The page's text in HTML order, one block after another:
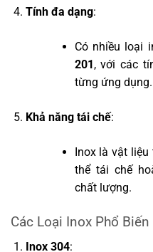
Tính đa dạng:
Có nhiều loại
201, với các
từng ứng dụng.
Khả năng tái chế:
Inox là vật
thể tái chế
chất lượng.
Các Loại Inox Phổ Biến
Inox 304: